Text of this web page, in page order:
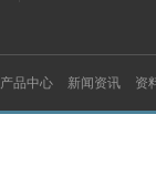
产品中心 新闻资讯 资